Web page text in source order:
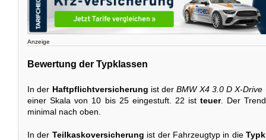
Anzeige
Bewertung der Typklassen
In der Haftpflichtversicherung ist derBMW X4 3.0 D X-Drive
einer Skala von 10 bis 25 eingestuft. 22 istteuer. Der
minimal nach oben.
In der Teilkaskoversicherung ist der Fahrzeugtyp in die